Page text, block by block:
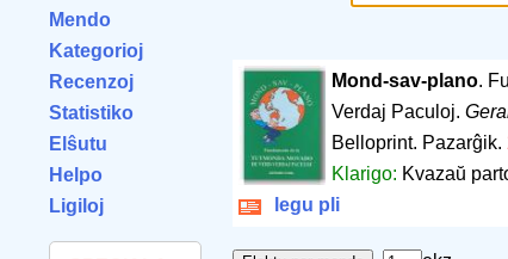
Mendo
Kategorioj
Recenzoj
Statistiko
Elŝutu
Helpo
Ligiloj
Mond-sav-plano.
Verdaj Paculoj.
Belloprint. Pazarĝik.
Klarigo: Kvazaŭ
legu pli